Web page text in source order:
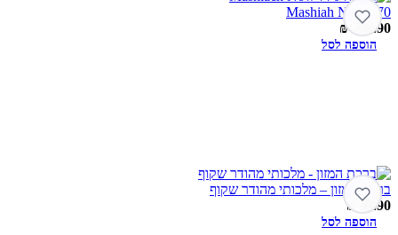
770 Mashiah Now
119.90
₪
הוספה לסל
ברכת המזון – מלכותי מהודר שקוף
39.90
₪
הוספה לסל